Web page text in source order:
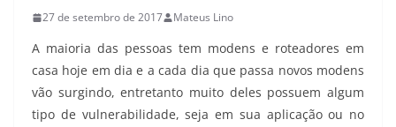
27 de setembro de 2017 Mateus Lino
A maioria das pessoas tem modens e roteadores em
casa hoje em dia e a cada dia que passa novos modens
vão surgindo, entretanto muito deles possuem algum
tipo de vulnerabilidade, seja em sua aplicação ou no